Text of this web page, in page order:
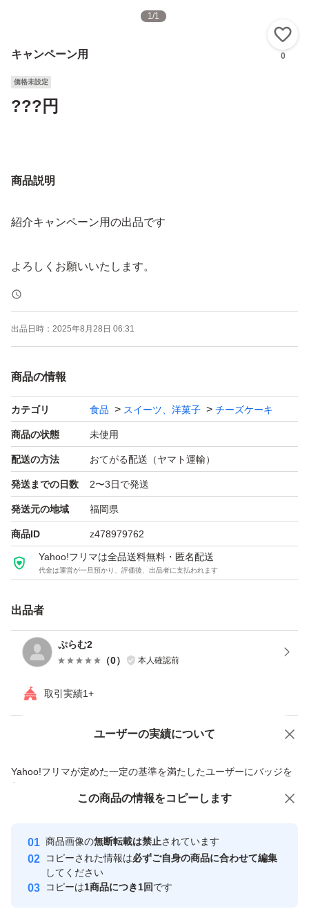
1/1
キャンペーン用 0
価格未設定
???円
商品説明
紹介キャンペーン用の出品です
出品日時： 2025年8月28日 06:31
商品の情報
カテゴリ 食品 スイーツ、洋菓子 チーズケーキ
商品の状態 未使用
配送の方法 おてがる配送（ヤマト運輸）
発送までの日数 2〜3日で発送
発送元の地域 福岡県
商品ID z478979762
Yahoo!フリマは全品送料無料・匿名配送
代金は運営が一旦預かり、評価後、出品者に支払われます
出品者
ぷらむ2
（0） 本人確認前
取引実績1+
ユーザーの実績について
Yahoo!フリマが定めた一定の基準を満たしたユーザーにバッジを
付与しています
安心取引出品者
心・安全なユーザーです
取引実績
価格の相談 商品への質問
この商品の情報をコピーします
商品画像の無断転載は禁止されています
コピーされた情報は必ずご自身の商品に合わせて編集
してください
コピーは1商品につき1回です
この商品をみている人にオススメ